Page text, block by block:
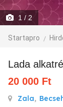
1 / 2
Startapro
Lada
20 000 Ft
Zala,